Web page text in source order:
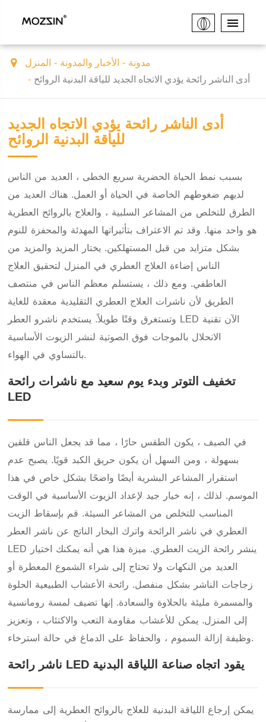
المنزل الأخبار والمدونة
مدونة
أدى الناشر رائحة يؤدي الاتجاه الجديد للياقة البدنية الروائح
أدى الناشر رائحة يؤدي الاتجاه الجديد
للياقة البدنية الروائح
بسبب نمط الحياة الحضرية سريع الخطى ، العديد من الناس
لديهم ضغوطهم الخاصة في الحياة أو العمل. هناك العديد من
الطرق للتخلص من المشاعر السلبية ، والعلاج بالروائح العطرية
هو واحد منها. وقد تم الاعتراف بتأثيراتها المهدئة والمحفزة للنوم
بشكل متزايد من قبل المستهلكين. يختار المزيد والمزيد من
الناس إضاءة العلاج العطري في المنزل لتحقيق العلاج
العاطفي. ومع ذلك ، يستسلم معظم الناس في منتصف
الطريق لأن ناشرات العلاج العطري التقليدية معقدة للغاية
وتستغرق وقتًا طويلاً. يستخدم ناشرو العطر LED الآن تقنية
الانحلال بالموجات فوق الصوتية لنشر الزيوت الأساسية
بالتساوي في الهواء.
تخفيف التوتر وبدء يوم سعيد مع ناشرات رائحة
LED
في الصيف ، يكون الطقس حارًا ، مما قد يجعل الناس قلقين
بسهولة ، ومن السهل أن يكون حريق الكبد قويًا. يصبح عدم
استقرار المشاعر البشرية أيضًا واضحًا بشكل خاص في هذا
الموسم. لذلك ، إنه خيار جيد لإعداد الزيوت الأساسية في الوقت
المناسب للتخلص من المشاعر السيئة. قم بإسقاط الزيت
العطري في ناشر الرائحة واترك البخار الناتج عن ناشر العطر
LED ينشر رائحة الزيت العطري. ميزة هذا هي أنه يمكنك اختيار
العديد من النكهات ولا تحتاج إلى شراء الشموع المعطرة أو
زجاجات الناشر بشكل منفصل. رائحة الأعشاب الطبيعية الحلوة
والمسمرة مليئة بالحلاوة والسعادة. إنها تضيف لمسة رومانسية
إلى المنزل. يمكن للأعشاب مقاومة التعب والاكتئاب ، وتعزيز
وظيفة إزالة السموم ، والحفاظ على الدماغ في حالة استرخاء.
ناشر رائحة LED يقود اتجاه صناعة اللياقة البدنية
يمكن إرجاع اللياقة البدنية للعلاج بالروائح العطرية إلى ممارسة